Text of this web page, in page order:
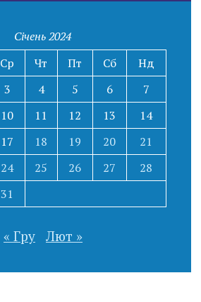
Січень 2024
Ср Чт Пт Сб
Нд
3 4 5 6
7
10 11 12 13
14
17 18 19 20
21
24 25 26 27
28
31
« Гру Лют »